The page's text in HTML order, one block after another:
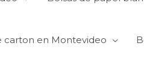
carton en Montevideo